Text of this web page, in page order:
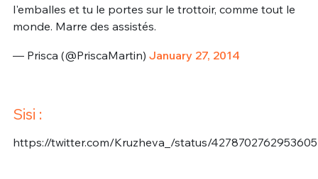
l'emballes et tu le portes sur le trottoir, comme tout le
monde. Marre des assistés.
— Prisca (@PriscaMartin) January 27, 2014
Sisi :
https://twitter.com/Kruzheva_/status/